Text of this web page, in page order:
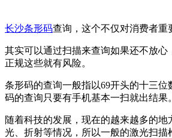
长沙条形码查询，这个不仅对消费者重
其实可以通过扫描来查询如果还不放
正规这些就有风险。
条形码的查询一般指以69开头的十三
码的查询只要有手机基本一扫就出结果。
随着科技的发展，现在的越来越多的
光、折射等情况，所以一般的激光扫